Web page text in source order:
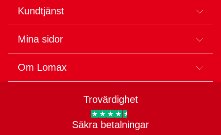
Kundtjänst
Mina sidor
Om Lomax
Trovärdighet
Säkra betalningar